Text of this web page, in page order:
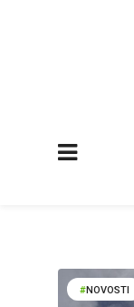
NOVOSTI